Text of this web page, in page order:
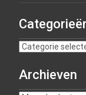
Archieven